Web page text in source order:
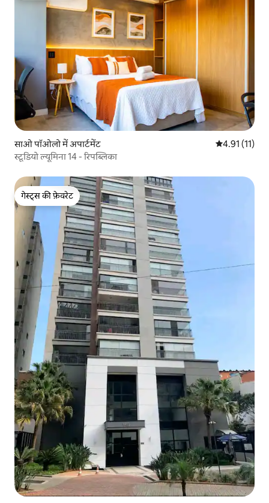
साओ पॉओलो में अपार्टमेंट औसत रेटिंग 5 में
4.91 (11)
स्टूडियो ल्यूमिना 14 - रिपब्लिका
गेस्ट्स की फ़ेवरेट
गेस्ट्स की फ़ेवरेट